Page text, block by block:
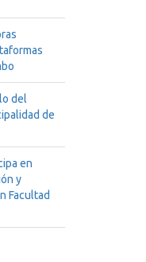
del
de
en
y
Facultad